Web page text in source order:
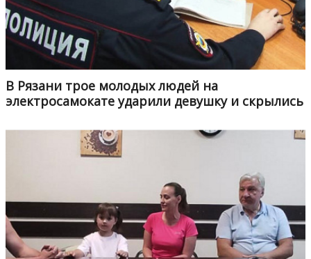
В Рязани трое молодых людей на
электросамокате ударили девушку и скрылись